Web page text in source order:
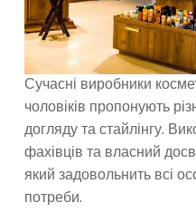
Сучасні виробники
чоловіків пропонують
догляду та стайлінгу.
фахівців та власний
який задовольнить всі
потреби.